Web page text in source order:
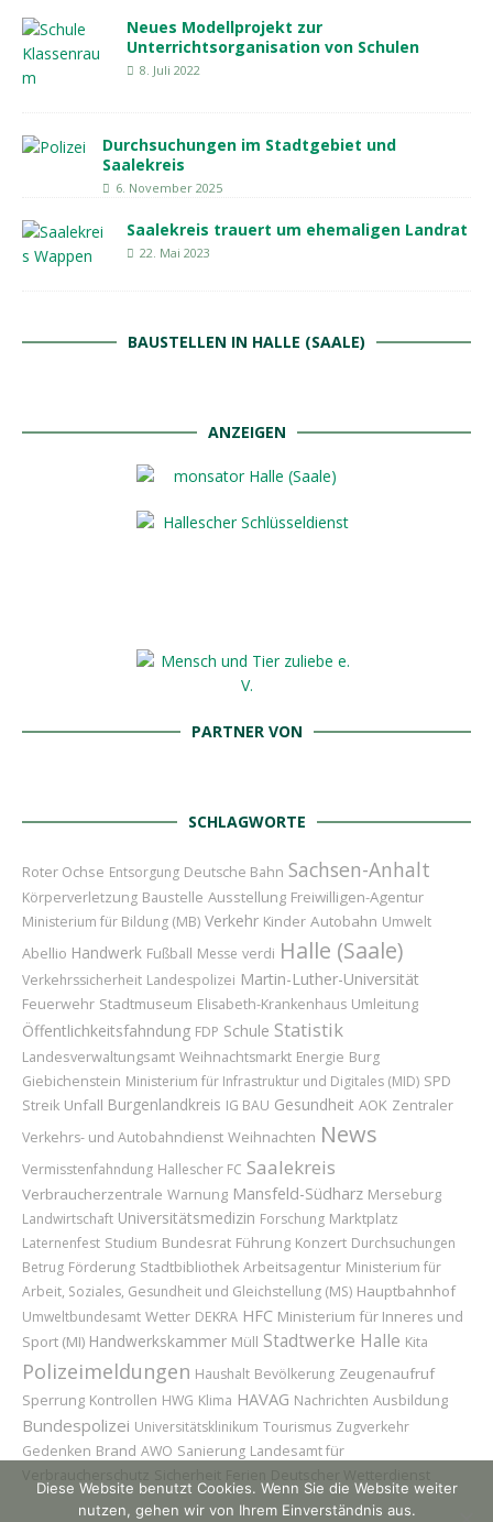
Neues Modellprojekt zur
Unterrichtsorganisation von Schulen
8. Juli 2022
Durchsuchungen im Stadtgebiet und
Saalekreis
6. November 2025
Saalekreis trauert um ehemaligen Landrat
22. Mai 2023
BAUSTELLEN IN HALLE (SAALE)
ANZEIGEN
PARTNER VON
SCHLAGWORTE
Roter Ochse Entsorgung Deutsche Bahn Sachsen-Anhalt
Körperverletzung Baustelle Ausstellung Freiwilligen-Agentur
Ministerium für Bildung (MB) Verkehr Kinder Autobahn Umwelt
Abellio Handwerk Fußball Messe verdi Halle (Saale)
Verkehrssicherheit Landespolizei Martin-Luther-Universität
Feuerwehr Stadtmuseum Elisabeth-Krankenhaus Umleitung
Öffentlichkeitsfahndung FDP Schule Statistik
Landesverwaltungsamt Weihnachtsmarkt Energie Burg
Giebichenstein Ministerium für Infrastruktur und Digitales (MID) SPD
Streik Unfall Burgenlandkreis IG BAU Gesundheit AOK Zentraler
Verkehrs- und Autobahndienst Weihnachten News
Vermisstenfahndung Hallescher FC Saalekreis
Verbraucherzentrale Warnung Mansfeld-Südharz Merseburg
Landwirtschaft Universitätsmedizin Forschung Marktplatz
Laternenfest Studium Bundesrat Führung Konzert Durchsuchungen
Betrug Förderung Stadtbibliothek Arbeitsagentur Ministerium für
Arbeit, Soziales, Gesundheit und Gleichstellung (MS) Hauptbahnhof
Umweltbundesamt Wetter DEKRA HFC Ministerium für Inneres und
Sport (MI) Handwerkskammer Müll Stadtwerke Halle Kita
Polizeimeldungen Haushalt Bevölkerung Zeugenaufruf
Sperrung Kontrollen HWG Klima HAVAG Nachrichten Ausbildung
Bundespolizei Universitätsklinikum Tourismus Zugverkehr
Gedenken Brand AWO Sanierung Landesamt für
Diese Website benutzt Cookies. Wenn Sie die Website weiter
nutzen, gehen wir von Ihrem Einverständnis aus.